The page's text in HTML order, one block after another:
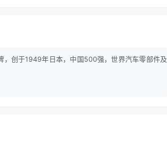
，创于1949年日本，中国500强，世界汽车零部件及